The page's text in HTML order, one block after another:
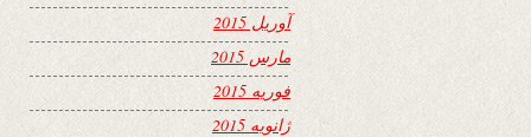
آوریل 2015
مارس 2015
فوریه 2015
ژانویه 2015